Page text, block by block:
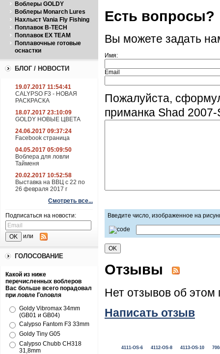
Воблеры GOLDY
Воблеры Monarch Lures
Нахлыст Vania Fly Fishing
Поплавок B-TECH
Поплавок EX TEAM
Поплавочные готовые
оснастки
БЛОГ / НОВОСТИ
19.07.2017 11:54:41
CALYPSO F3 - НОВАЯ
РАСКРАСКА
18.07.2017 23:10:09
GOLDY НОВЫЕ ЦВЕТА
24.06.2017 09:37:24
Facebook страница
04.05.2017 05:09:50
Воблера для ловли
Тайменя
20.02.2017 10:52:58
Выставка на ВВЦ с 22 по
26 февраля 2017 г
Смотреть все...
Подписаться на новости:
или
ГОЛОСОВАНИЕ
Какой из ниже
перечисленных воблеров
Вас больше всего порадовал
при ловле Головля
Goldy Vibromax 34mm
(GB01 и GB04)
Calypso Fantom F3 33mm
Goldy Tiny G05
Calypso Chubb CH318
31,8mm
Есть вопросы?
Вы можете задать
Имя:
Email
Пожалуйста,
приманка Shad
Введите число, изображенное на
Отзывы
Нет отзывов об этом
Написать отзыв
4111-OS-6 4112-OS-8 4113-OS-10